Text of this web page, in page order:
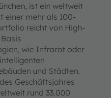
ist ein weltweit
einer mehr als 100-
reicht von High-
wie Infrarot oder
und Städten.
Geschäftsjahres
rund 33.000